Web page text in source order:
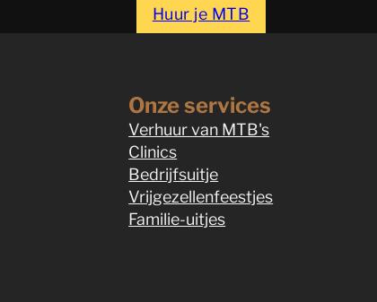
Huur je MTB
Onze services
Verhuur van MTB's
Clinics
Bedrijfsuitje
Vrijgezellenfeestjes
Familie-uitjes